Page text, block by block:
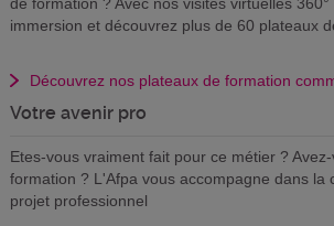
immersion et découvrez plus de 60 plateaux
Découvrez nos plateaux de formation
Votre avenir pro
Etes-vous vraiment fait pour ce métier ?
formation ? L'Afpa vous accompagne dans la
projet professionnel